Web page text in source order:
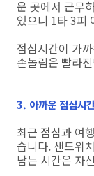
운 곳에서 근무
있으니 1타 3피
점심시간이 가
손놀림은 빨라
3. 아까운 점심시
최근 점심과 여
습니다. 샌드위
남는 시간은 자